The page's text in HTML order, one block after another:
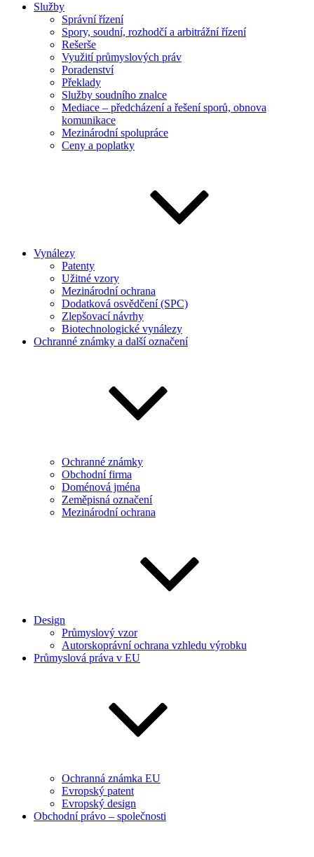
Služby
Správní řízení
Spory, soudní, rozhodčí a arbitrážní řízení
Rešerše
Využití průmyslových práv
Poradenství
Překlady
Služby soudního znalce
Mediace – předcházení a řešení sporů, obnova
komunikace
Mezinárodní spolupráce
Ceny a poplatky
Vynálezy
Patenty
Užitné vzory
Mezinárodní ochrana
Dodatková osvědčení (SPC)
Zlepšovací návrhy
Biotechnologické vynálezy
Ochranné známky a další označení
Ochranné známky
Obchodní firma
Doménová jména
Zeměpisná označení
Mezinárodní ochrana
Design
Průmyslový vzor
Autorskoprávní ochrana vzhledu výrobku
Průmyslová práva v EU
Ochranná známka EU
Evropský patent
Evropský design
Obchodní právo – společnosti